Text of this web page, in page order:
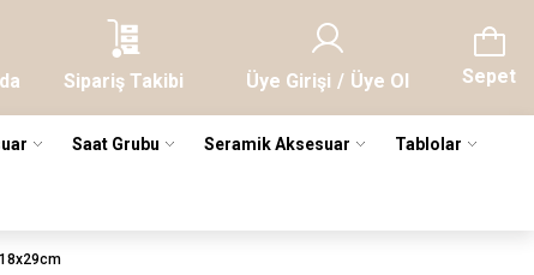
Sipariş Takibi Üye Girişi / Üye Ol Sepet
Saat Grubu Seramik Aksesuar Tablolar